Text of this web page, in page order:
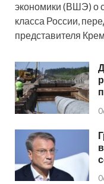
экономики (ВШЭ) о
класса России,
представителя